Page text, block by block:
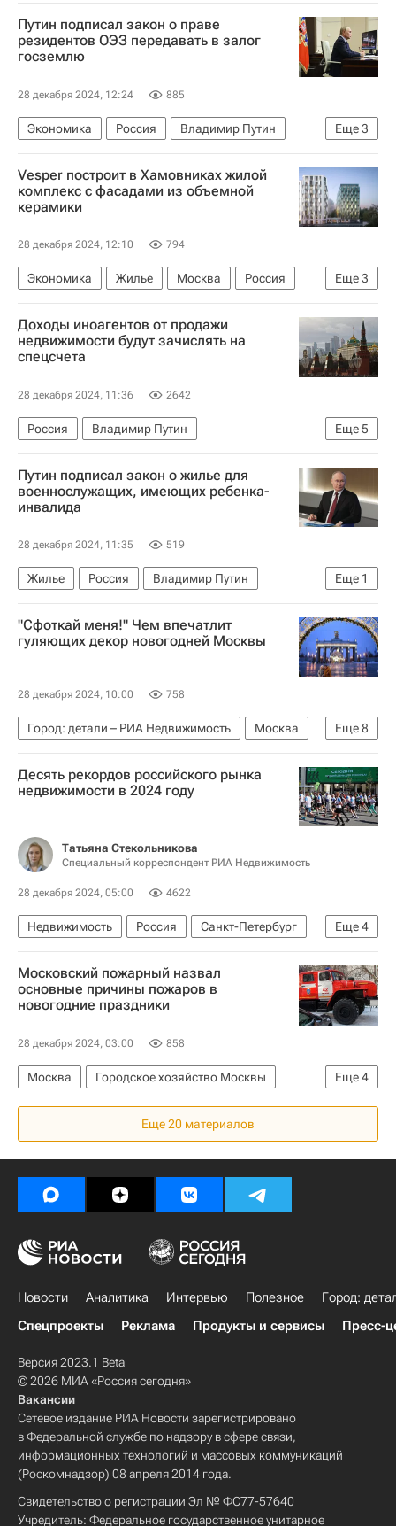
Дед Мороз
Марат Хуснуллин
Дороги
Инфраструктура
Путин подписал закон о праве
резидентов ОЭЗ передавать в залог
госземлю
28 декабря 2024, 12:24 885
Еще3
Экономика Россия
Владимир Путин
Министерство экономического развития РФ (Минэкономразвития России)
Законодательство
Земельные участки
Vesper построит в Хамовниках жилой
комплекс с фасадами из объемной
керамики
28 декабря 2024, 12:10 794
Еще3
Экономика Жилье Москва
Россия
Сергей Кузнецов (архитектор)
Vesper
Москомархитектура
Доходы иноагентов от продажи
недвижимости будут зачислять на
спецсчета
28 декабря 2024, 11:36 2642
Еще5
Россия
Владимир Путин
Василий Пискарев
Вячеслав Володин
Госдума РФ
Вооруженные силы Украины
Законодательство
Путин подписал закон о жилье для
военнослужащих, имеющих ребенка-
инвалида
28 декабря 2024, 11:35 519
Еще 1
Жилье Россия
Владимир Путин
Законодательство
"Сфоткай меня!" Чем впечатлит
гуляющих декор новогодней Москвы
28 декабря 2024, 10:00 758
Еще8
Город: детали – РИА Недвижимость
Москва
Москва Сегодня: мегаполис для жизни
Городское хозяйство Москвы
Городская среда
Тверская улица
Садовое кольцо (Москва)
Мультимедиа – РИА Недвижимость
Десять рекордов российского рынка
недвижимости в 2024 году
Татьяна Стекольникова
Специальный корреспондент РИА Недвижимость
28 декабря 2024, 05:00 4622
Еще4
Недвижимость Россия
Санкт-Петербург
Москва
"Дом.РФ"
РЖД
Аналитика – РИА Недвижимость
Московский пожарный назвал
основные причины пожаров в
новогодние праздники
28 декабря 2024, 03:00 858
Еще4
Москва
Городское хозяйство Москвы
Москва Сегодня: мегаполис для жизни
Комплекс городского хозяйства Москвы
Жилье
Еще 20 материалов
Новости Аналитика Интервью Полезное
Город:
Спецпроекты
Реклама Продукты и сервисы Пресс-
Версия 2023.1 Beta
© 2026 МИА «Россия сегодня»
Вакансии
Сетевое издание РИА Новости зарегистрировано
в Федеральной службе по надзору в сфере связи,
информационных технологий и массовых коммуникаций
(Роскомнадзор) 08 апреля 2014 года.
Свидетельство о регистрации Эл № ФС77-57640
Учредитель: Федеральное государственное унитарное